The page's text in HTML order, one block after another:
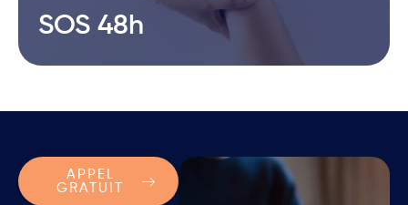
SOS 48h
SOS 48h
APPEL
GRATUIT